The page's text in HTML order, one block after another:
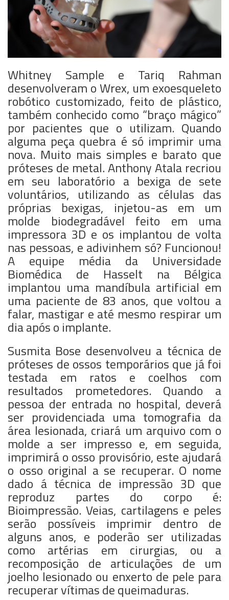
Whitney Sample e Tariq Rahman
desenvolveram o Wrex, um exoesqueleto
robótico customizado, feito de plástico,
também conhecido como “braço mágico”
por pacientes que o utilizam. Quando
alguma peça quebra é só imprimir uma
nova. Muito mais simples e barato que
próteses de metal. Anthony Atala recriou
em seu laboratório a bexiga de sete
voluntários, utilizando as células das
próprias bexigas, injetou-as em um
molde biodegradável feito em uma
impressora 3D e os implantou de volta
nas pessoas, e adivinhem só? Funcionou!
A equipe média da Universidade
Biomédica de Hasselt na Bélgica
implantou uma mandíbula artificial em
uma paciente de 83 anos, que voltou a
falar, mastigar e até mesmo respirar um
dia após o implante.
Susmita Bose desenvolveu a técnica de
próteses de ossos temporários que já foi
testada em ratos e coelhos com
resultados prometedores. Quando a
pessoa der entrada no hospital, deverá
ser providenciada uma tomografia da
área lesionada, criará um arquivo com o
molde a ser impresso e, em seguida,
imprimirá o osso provisório, este ajudará
o osso original a se recuperar. O nome
dado á técnica de impressão 3D que
reproduz partes do corpo é:
Bioimpressão. Veias, cartilagens e peles
serão possíveis imprimir dentro de
alguns anos, e poderão ser utilizadas
como artérias em cirurgias, ou a
recomposição de articulações de um
joelho lesionado ou enxerto de pele para
recuperar vítimas de queimaduras.